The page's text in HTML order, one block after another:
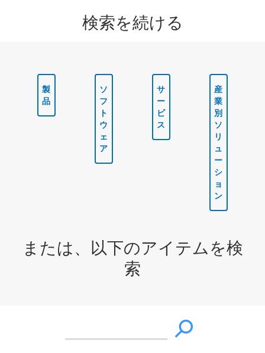
検索を続ける
製
品
ソ
フ
ト
ウ
ェ
ア
サ
ー
ビ
ス
産
業
別
ソ
リ
ュ
ー
シ
ョ
ン
または、以下のアイテムを検
索